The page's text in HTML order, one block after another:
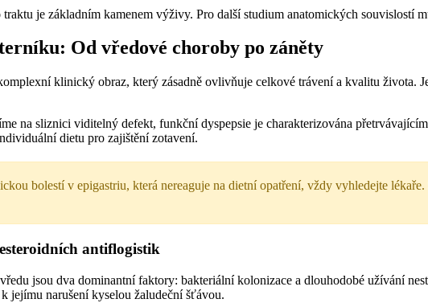
je základním kamenem výživy. Pro další studium anatomických souvislostí
Od vředové choroby po záněty
klinický obraz, který zásadně ovlivňuje celkové trávení a kvalitu života.
na sliznici viditelný defekt, funkční dyspepsie je charakterizována
dietu pro zajištění zotavení.
bolestí v epigastriu, která nereaguje na dietní opatření, vždy vyhledejte
antiflogistik
jsou dva dominantní faktory: bakteriální kolonizace a dlouhodobé užívání
jejímu narušení kyselou žaludeční šťávou.